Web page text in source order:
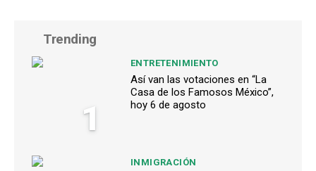
Trending
1
ENTRETENIMIENTO
Así van las votaciones en “La
Casa de los Famosos México”,
hoy 6 de agosto
INMIGRACIÓN